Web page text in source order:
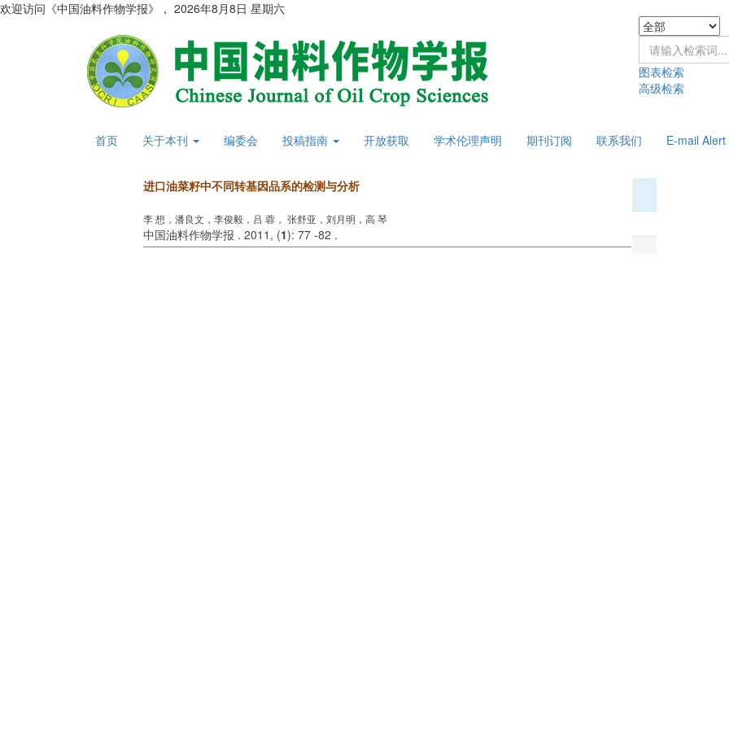
欢迎访问《中国油料作物学报》， 2026年8月8日 星期六
图表检索
高级检索
首页 关于本刊 编委会 投稿指南 开放获取 学术伦理声明 期刊订阅 联系我们 E-mail Alert
进口油菜籽中不同转基因品系的检测与分析
李 想，潘良文，李俊毅，吕 蓉， 张舒亚，刘月明，高 琴
中国油料作物学报 . 2011, (1): 77 -82 .